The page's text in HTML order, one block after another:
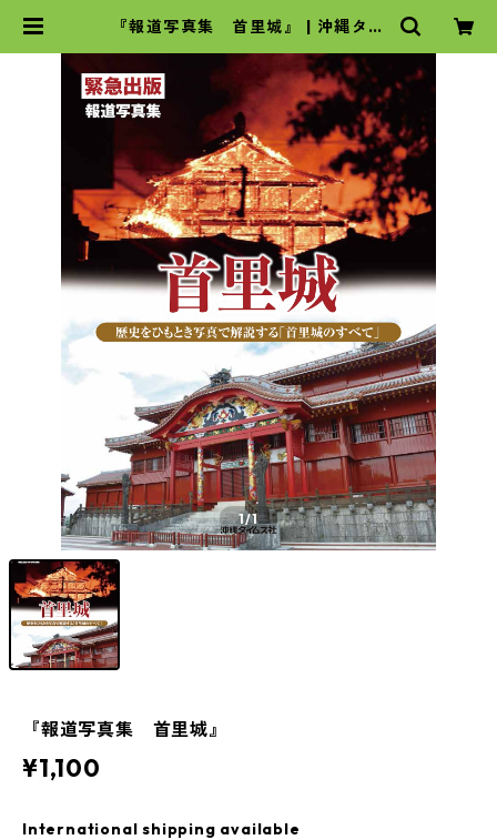
『報道写真集 首里城』 | 沖縄タイ
1/1
『報道写真集 首里城』
¥1,100
International shipping available